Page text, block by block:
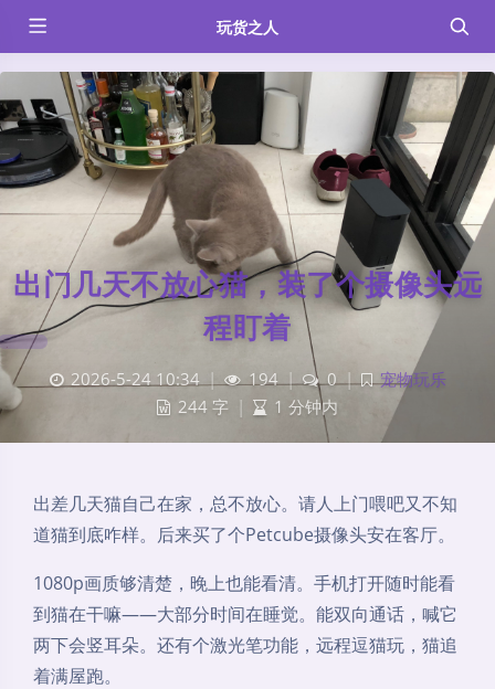
玩货之人
出门几天不放心猫，装了个摄像头远
程盯着
2026-5-24 10:34 | 194 | 0 |
宠物玩乐
244 字 | 1 分钟内
出差几天猫自己在家，总不放心。请人上门喂吧又不知
道猫到底咋样。后来买了个Petcube摄像头安在客厅。
1080p画质够清楚，晚上也能看清。手机打开随时能看
到猫在干嘛——大部分时间在睡觉。能双向通话，喊它
两下会竖耳朵。还有个激光笔功能，远程逗猫玩，猫追
着满屋跑。